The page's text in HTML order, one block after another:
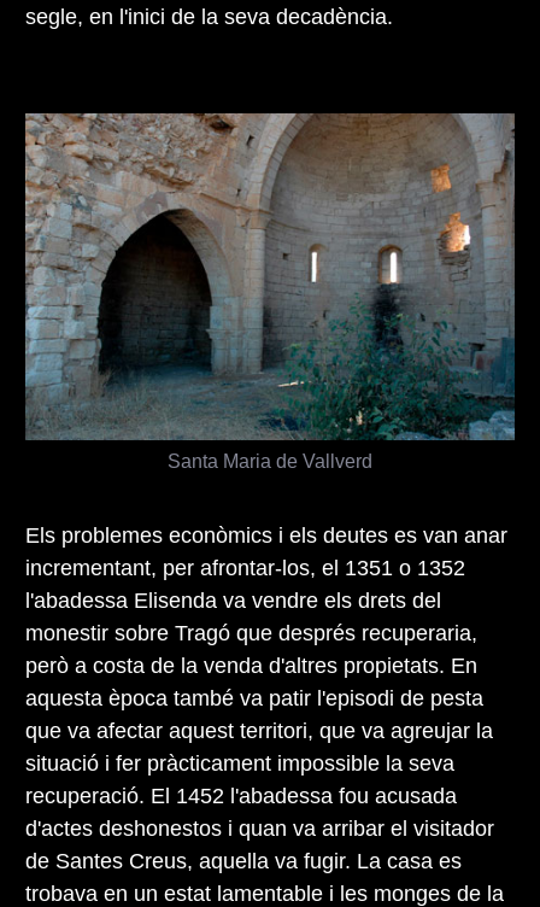
segle, en l'inici de la seva decadència.
Els problemes econòmics i els deutes es van anar
incrementant, per afrontar-los, el 1351 o 1352
l'abadessa Elisenda va vendre els drets del
monestir sobre Tragó que després recuperaria,
però a costa de la venda d'altres propietats. En
aquesta època també va patir l'episodi de pesta
que va afectar aquest territori, que va agreujar la
situació i fer pràcticament impossible la seva
recuperació. El 1452 l'abadessa fou acusada
d'actes deshonestos i quan va arribar el visitador
de Santes Creus, aquella va fugir. La casa es
trobava en un estat lamentable i les monges de la
Santa Maria de Vallverd